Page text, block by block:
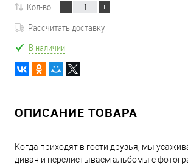
Кол-во:
Рассчитать доставку
В наличии
ОПИСАНИЕ ТОВАРА
Когда приходят в гости друзья, мы
диван и перелистываем альбомы с